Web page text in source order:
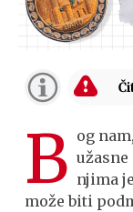
B og
njima je
može biti